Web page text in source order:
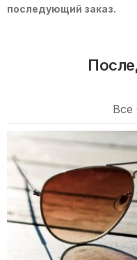
последующий заказ.
Все